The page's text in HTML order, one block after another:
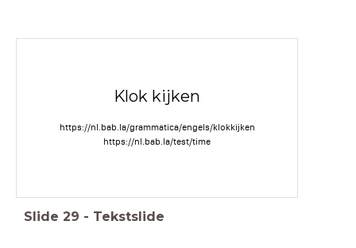
Klok kijken
https://nl.bab.la/grammatica/engels/klokkijken
https://nl.bab.la/test/time
Slide 29 - Tekstslide